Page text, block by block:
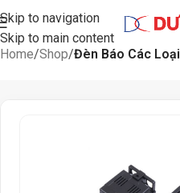
Skip to navigation
Skip to main content
Home Shop Đèn Báo Các Loại